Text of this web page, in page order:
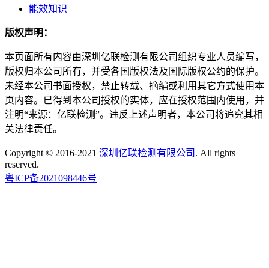
能效知识
版权声明：
本页面所有内容由深圳亿联检测有限公司组织专业人员编写，
版权归本公司所有，并受各国版权法及国际版权公约的保护。
未经本公司书面授权，禁止转载、摘编或利用其它方式使用本
页内容。已得到本公司授权的实体，应在授权范围内使用，并
注明“来源：亿联检测”。违反上述声明者，本公司将追究其相
关法律责任。
Copyright © 2016-2021 深圳亿联检测有限公司 . All rights
reserved.
粤ICP备2021098446号